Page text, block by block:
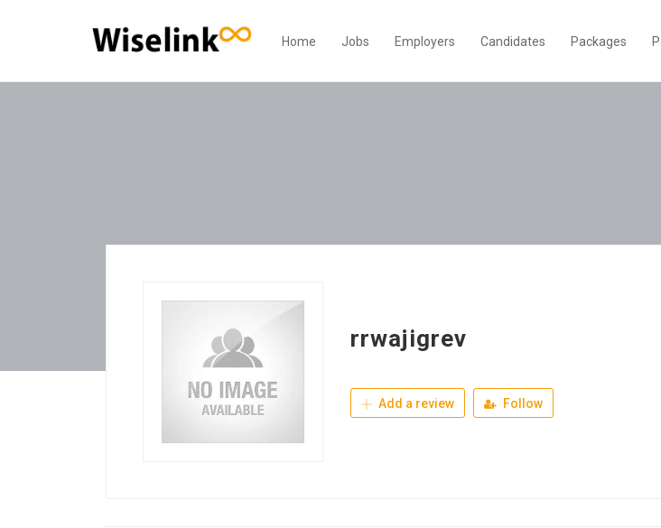
Home Jobs Employers Candidates Packages
rrwajigrev
Add a review Follow